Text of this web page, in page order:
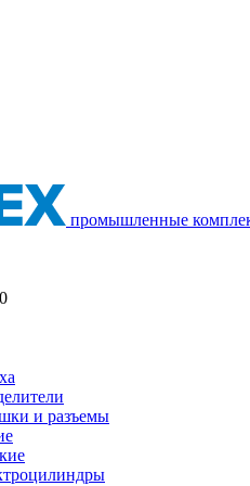
промышленные
и разъемы